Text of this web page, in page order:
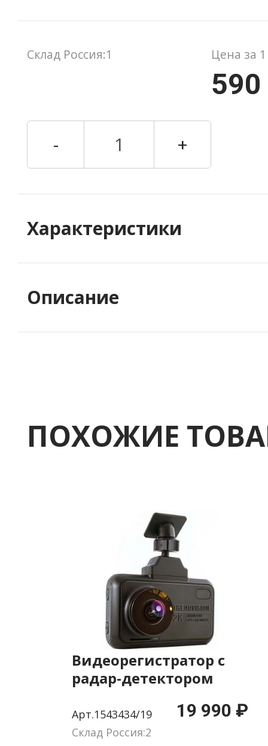
Цена за
- +
Склад Россия:1
Характеристики
Описание
ПОХОЖИЕ
Видеорегистратор с
радар-детектором
Signature EVO Wi
черный 1296p 170гр.
Арт.1543434/19 19 990 ₽
Склад Россия:2